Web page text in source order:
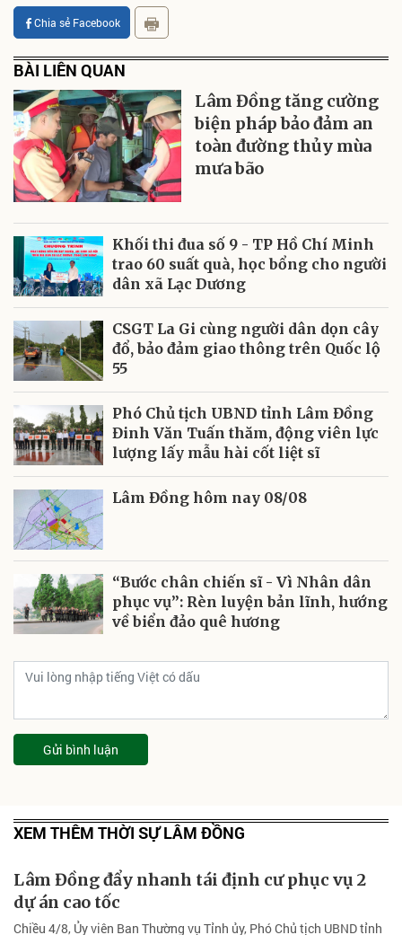
Chia sẻ Facebook
BÀI LIÊN QUAN
Lâm Đồng tăng cường
biện pháp bảo đảm an
toàn đường thủy mùa
mưa bão
Khối thi đua số 9 - TP Hồ Chí Minh
trao 60 suất quà, học bổng cho người
dân xã Lạc Dương
CSGT La Gi cùng người dân dọn cây
đổ, bảo đảm giao thông trên Quốc lộ
55
Phó Chủ tịch UBND tỉnh Lâm Đồng
Đinh Văn Tuấn thăm, động viên lực
lượng lấy mẫu hài cốt liệt sĩ
Lâm Đồng hôm nay 08/08
“Bước chân chiến sĩ - Vì Nhân dân
phục vụ”: Rèn luyện bản lĩnh, hướng
về biển đảo quê hương
Gửi bình luận
XEM THÊM THỜI SỰ LÂM ĐỒNG
Lâm Đồng đẩy nhanh tái định cư phục vụ 2
dự án cao tốc
Chiều 4/8, Ủy viên Ban Thường vụ Tỉnh ủy, Phó Chủ tịch UBND tỉnh